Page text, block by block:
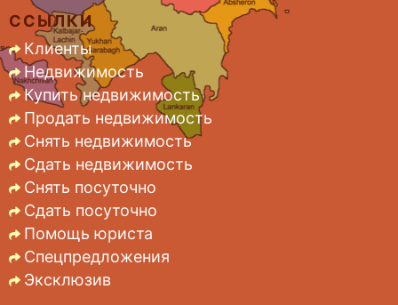
ССЫЛКИ
Клиенты
Недвижимость
Купить недвижимость
Продать недвижимость
Снять недвижимость
Сдать недвижимость
Снять посуточно
Сдать посуточно
Помощь юриста
Спецпредложения
Эксклюзив